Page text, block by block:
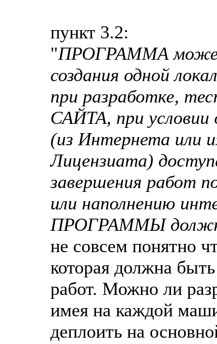
пункт 3.2:
"ПРОГРАММА может
создания одной
при разработке,
САЙТА, при
(из Интернета или
Лицензиата)
завершения работ
или наполнению
ПРОГРАММЫ
не совсем понятно
которая должна
работ. Можно ли
имея на каждой
деплоить на